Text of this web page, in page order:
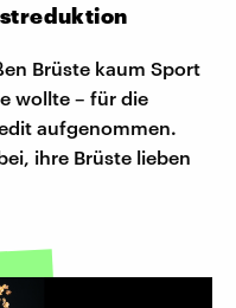
Brüste kaum Sport
wollte – für die
aufgenommen.
ihre Brüste lieben